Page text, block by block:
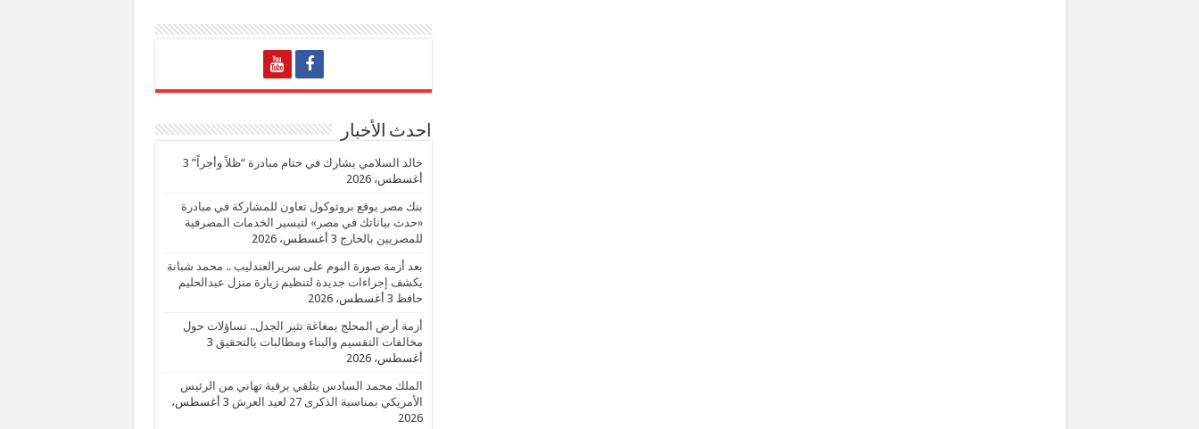
احدث الأخبار
خالد السلامي يشارك في ختام مبادرة “ظلاً وأجراً” 3
أغسطس، 2026
بنك مصر يوقع بروتوكول تعاون للمشاركة في مبادرة
«حدث بياناتك في مصر» لتيسير الخدمات المصرفية
للمصريين بالخارج 3 أغسطس، 2026
بعد أزمة صورة النوم على سريرالعندليب .. محمد شبانة
يكشف إجراءات جديدة لتنظيم زيارة منزل عبدالحليم
حافظ 3 أغسطس، 2026
أزمة أرض المحلج بمغاغة تثير الجدل.. تساؤلات حول
مخالفات التقسيم والبناء ومطالبات بالتحقيق 3
أغسطس، 2026
الملك محمد السادس يتلقي برقية تهاني من الرئيس
الأمريكي بمناسبة الذكرى 27 لعيد العرش
3 أغسطس،
2026